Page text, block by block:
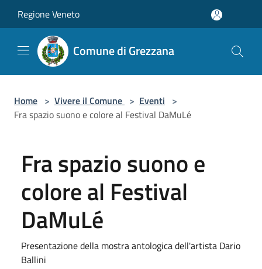
Regione Veneto
Comune di Grezzana
Home > Vivere il Comune > Eventi >
Fra spazio suono e colore al Festival DaMuLé
Fra spazio suono e
colore al Festival
DaMuLé
Presentazione della mostra antologica dell'artista Dario
Ballini